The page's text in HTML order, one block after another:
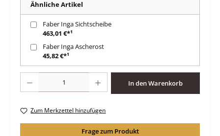
Ähnliche Artikel
Faber Inga Sichtscheibe
463,01 €*¹
Faber Inga Ascherost
45,82 €*¹
In den Warenkorb
Zum Merkzettel hinzufügen
Frage zum Produkt